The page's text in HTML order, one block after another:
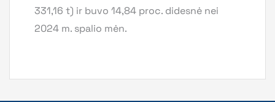
331,16 t) ir buvo 14,84 proc. didesnė nei
2024 m. spalio mėn.